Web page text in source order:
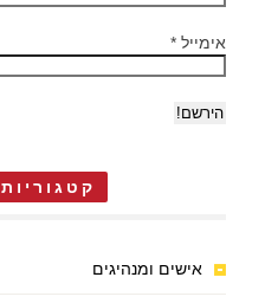
אימייל *
קטגוריות
אישים ומנהיגים